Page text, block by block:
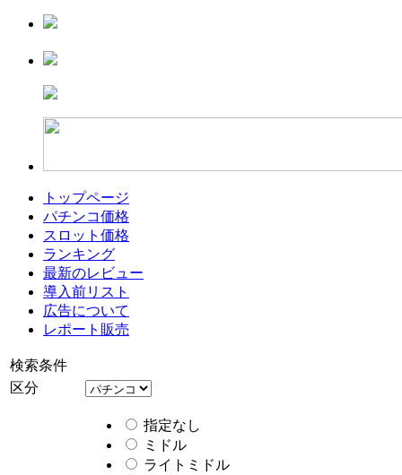
トップページ
パチンコ価格
スロット価格
ランキング
最新のレビュー
導入前リスト
広告について
レポート販売
検索条件
区分
指定なし
ミドル
ライトミドル